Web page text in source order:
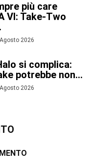
più care
VI: Take-Two
2026
si complica:
potrebbe non...
2026